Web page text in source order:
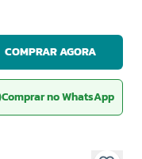
COMPRAR AGORA
Comprar no WhatsApp